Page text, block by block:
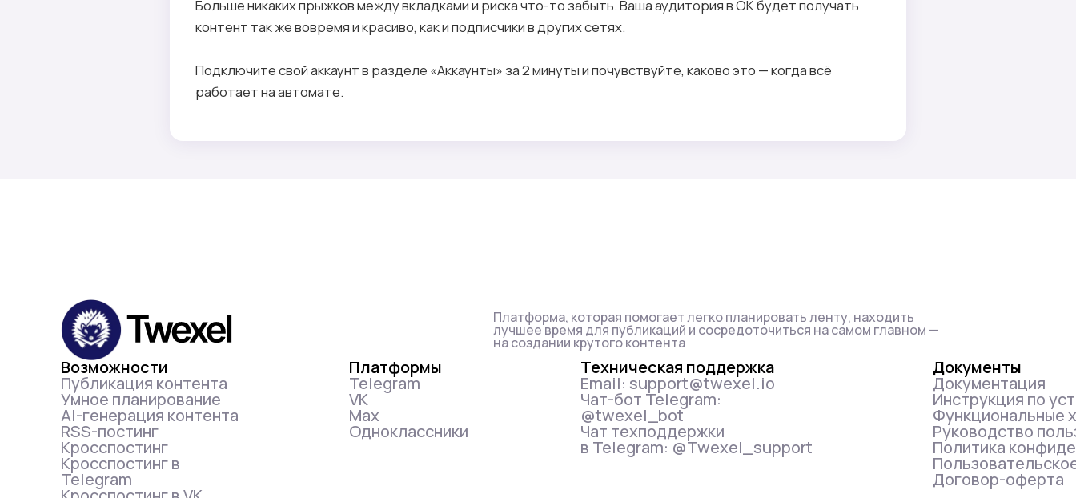
Больше никаких прыжков между вкладками и риска что-то забыть. Ваша аудитория в ОК будет получать
контент так же вовремя и красиво, как и подписчики в других сетях.
Подключите свой аккаунт в разделе «Аккаунты» за 2 минуты и почувствуйте, каково это — когда всё
работает на автомате.
Платформа, которая помогает легко планировать ленту, находить
лучшее время для публикаций и сосредоточиться на самом главном —
на создании крутого контента
Возможности
Публикация контента
Умное планирование
АІ-генерация контента
RSS-постинг
Кросспостинг
Кросспостинг в
Telegram
Платформы
Telegram
VK
Max
Одноклассники
Техническая поддержка
Email: support@twexel.io
Чат-бот Telegram:
@twexel_bot
Чат техподдержки
в Telegram: @Twexel_support
Документы
Документация
Инструкция по
Функциональные
Руководство
Политика
Договор-оферта